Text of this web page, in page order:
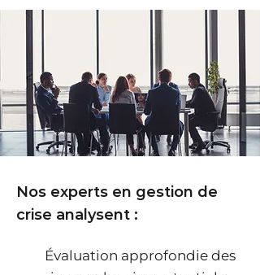
Nos experts en gestion de
crise analysent :
Évaluation approfondie des